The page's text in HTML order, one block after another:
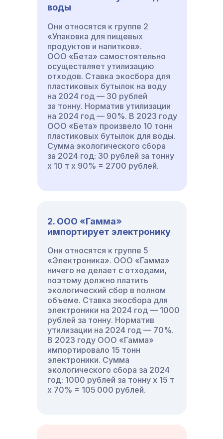
воды
Они относятся к группе 2
«Упаковка для пищевых
продуктов и напитков».
ООО «Бета» самостоятельно
осуществляет утилизацию
отходов. Ставка экосбора для
пластиковых бутылок на воду
на 2024 год — 30 рублей
за тонну. Норматив утилизации
на 2024 год — 90%. В 2023 году
ООО «Бета» произвело 10 тонн
пластиковых бутылок для воды.
Сумма экологического сбора
за 2024 год: 30 рублей за тонну
x 10 т x 90% = 2700 рублей.
2. ООО «Гамма»
импортирует электронику
Они относятся к группе 5
«Электроника». ООО «Гамма»
ничего не делает с отходами,
поэтому должно платить
экологический сбор в полном
объеме. Ставка экосбора для
электроники на 2024 год — 1000
рублей за тонну. Норматив
утилизации на 2024 год — 70%.
В 2023 году ООО «Гамма»
импортировало 15 тонн
электроники. Сумма
экологического сбора за 2024
год: 1000 рублей за тонну x 15 т
x 70% = 105 000 рублей.